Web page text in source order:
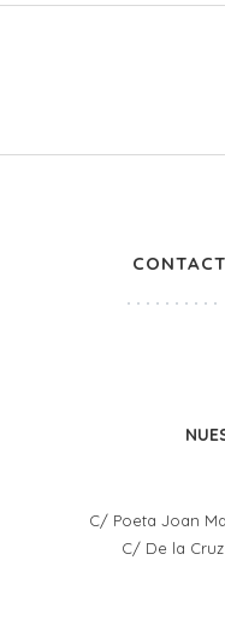
C/ Poeta Joan
C/ De la Cruz